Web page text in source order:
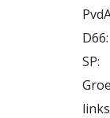
D66:
SP: